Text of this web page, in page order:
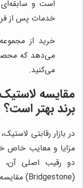
است و
خدمات پس از
خرید از
می‌دهد که
می‌کنید.
مقایسه
برند بهتر است؟
در بازار رقابتی
مزایا و معایب خاص
(Bridgestone) مقایسه می‌کنیم: